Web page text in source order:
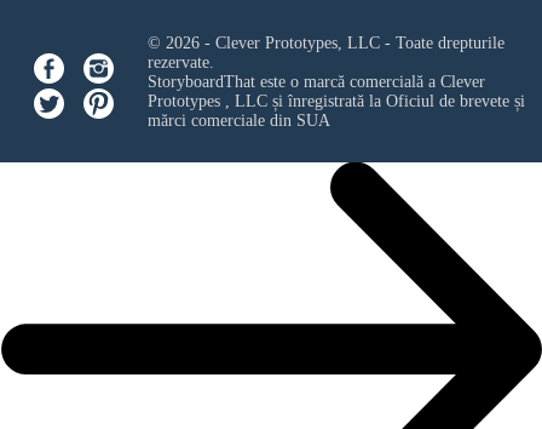
© 2026 - Clever Prototypes, LLC - Toate drepturile
rezervate.
StoryboardThat este o marcă comercială a Clever
Prototypes , LLCși înregistrată la Oficiul de brevete și
mărci comerciale din SUA